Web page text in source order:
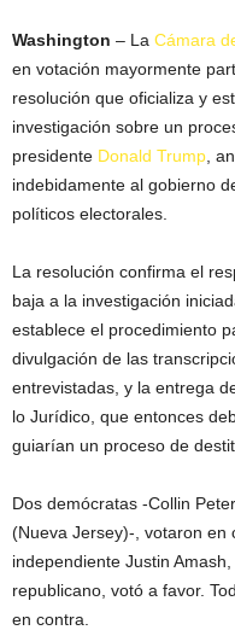
Washington – La Cámara
en votación mayormente
resolución que oficializa y
investigación sobre un
presidente Donald Trump ,
indebidamente al gobierno
políticos electorales.
La resolución confirma el
baja a la investigación
establece el procedimiento
divulgación de las
entrevistadas, y la entrega
lo Jurídico, que entonces
guiarían un proceso de
Dos demócratas -Collin
(Nueva Jersey)-, votaron en
independiente Justin
republicano, votó a favor.
en contra.